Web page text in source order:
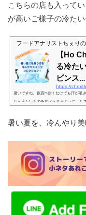
こちらの店も入って
が高いご様子の冷た
フードアナリストちぇり
【Ho
る冷た
ビンス...
https://
暑いですね。数百m歩くだけでも汗が噴
たら冷たいものを食べられるように、リ
外れてるから、本来あまり行かない場所
め。SWENSEN'Sビンスは一店集中だっ
暑い夏を、冷んやり